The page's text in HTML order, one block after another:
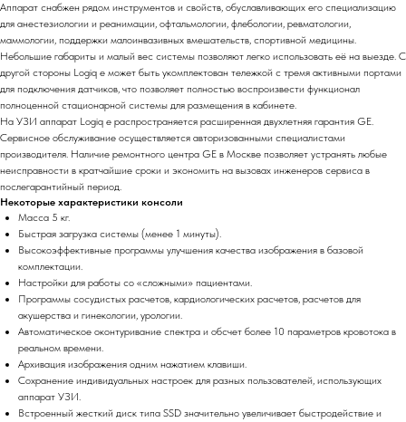
Аппарат снабжен рядом инструментов и свойств, обуславливающих его специализацию
для анестезиологии и реанимации, офтальмологии, флебологии, ревматологии,
маммологии, поддержки малоинвазивных вмешательств, спортивной медицины.
Небольшие габариты и малый вес системы позволяют легко использовать её на выезде. С
другой стороны Logiq e может быть укомплектован тележкой с тремя активными портами
для подключения датчиков, что позволяет полностью воспроизвести функционал
полноценной стационарной системы для размещения в кабинете.
На УЗИ аппарат Logiq e распространяется расширенная двухлетняя гарантия GE.
Сервисное обслуживание осуществляется авторизованными специалистами
производителя. Наличие ремонтного центра GE в Москве позволяет устранять любые
неисправности в кратчайшие сроки и экономить на вызовах инженеров сервиса в
послегарантийный период.
Некоторые характеристики консоли
Масса 5 кг.
Быстрая загрузка системы (менее 1 минуты).
Высокоэффективные программы улучшения качества изображения в базовой
комплектации.
Настройки для работы со «сложными» пациентами.
Программы сосудистых расчетов, кардиологических расчетов, расчетов для
акушерства и гинекологии, урологии.
Автоматическое оконтуривание спектра и обсчет более 10 параметров кровотока в
реальном времени.
Архивация изображения одним нажатием клавиши.
Сохранение индивидуальных настроек для разных пользователей, использующих
аппарат УЗИ.
Встроенный жесткий диск типа SSD значительно увеличивает быстродействие и